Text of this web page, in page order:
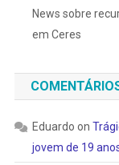
News sobre
em Ceres
Eduardo on
jovem de 19